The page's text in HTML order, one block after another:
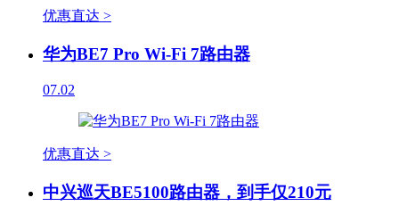
优惠直达 >
华为BE7 Pro Wi-Fi 7路由器
07.02
优惠直达 >
中兴巡天BE5100路由器，到手仅210元